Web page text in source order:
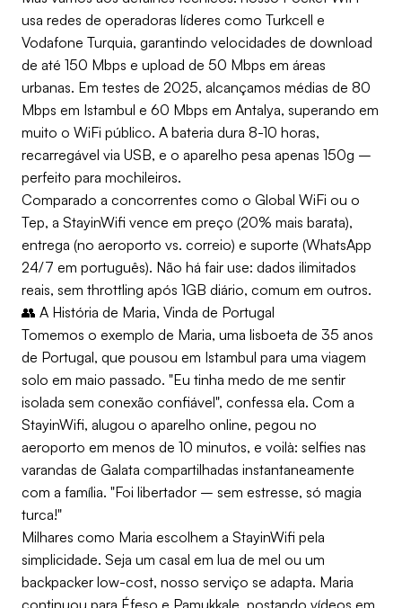
usa redes de operadoras líderes como Turkcell e
Vodafone Turquia, garantindo velocidades de download
de até 150 Mbps e upload de 50 Mbps em áreas
urbanas. Em testes de 2025, alcançamos médias de 80
Mbps em Istambul e 60 Mbps em Antalya, superando em
muito o WiFi público. A bateria dura 8-10 horas,
recarregável via USB, e o aparelho pesa apenas 150g –
perfeito para mochileiros.
Comparado a concorrentes como o Global WiFi ou o
Tep, a StayinWifi vence em preço (20% mais barata),
entrega (no aeroporto vs. correio) e suporte (WhatsApp
24/7 em português). Não há fair use: dados ilimitados
reais, sem throttling após 1GB diário, comum em outros.
👥 A História de Maria, Vinda de Portugal
Tomemos o exemplo de Maria, uma lisboeta de 35 anos
de Portugal, que pousou em Istambul para uma viagem
solo em maio passado. "Eu tinha medo de me sentir
isolada sem conexão confiável", confessa ela. Com a
StayinWifi, alugou o aparelho online, pegou no
aeroporto em menos de 10 minutos, e voilà: selfies nas
varandas de Galata compartilhadas instantaneamente
com a família. "Foi libertador – sem estresse, só magia
turca!"
Milhares como Maria escolhem a StayinWifi pela
simplicidade. Seja um casal em lua de mel ou um
backpacker low-cost, nosso serviço se adapta. Maria